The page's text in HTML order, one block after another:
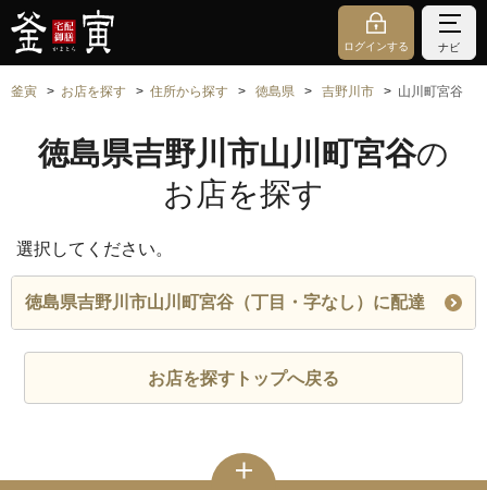
ログインする ナビ
釜寅 お店を探す 住所から探す 徳島県 吉野川市 山川町宮谷
徳島県吉野川市山川町宮谷の
お店を探す
選択してください。
徳島県吉野川市山川町宮谷（丁目・字なし）に配達
お店を探すトップへ戻る